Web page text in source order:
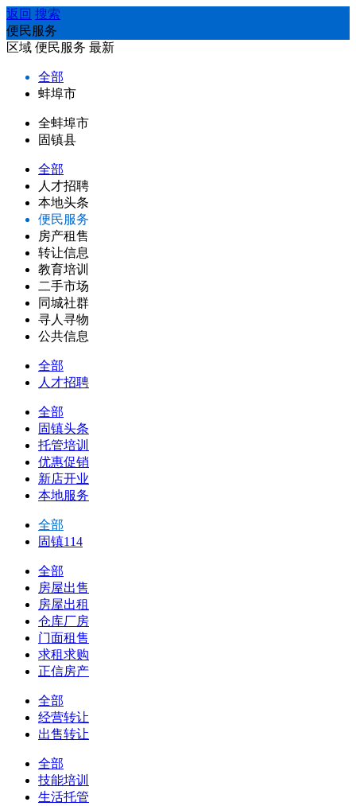
返回 搜索
便民服务
区域 便民服务 最新
全部
蚌埠市
全蚌埠市
固镇县
全部
人才招聘
本地头条
便民服务
房产租售
转让信息
教育培训
二手市场
同城社群
寻人寻物
公共信息
全部
人才招聘
全部
固镇头条
托管培训
优惠促销
新店开业
本地服务
全部
固镇114
全部
房屋出售
房屋出租
仓库厂房
门面租售
求租求购
正信房产
全部
经营转让
出售转让
全部
技能培训
生活托管